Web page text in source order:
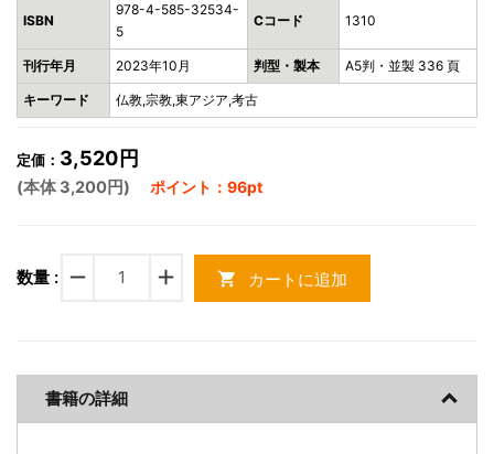
ISBN
978-4-585-32534-
5
Cコード 1310
刊行年月 2023年10月 判型・製本 A5判・並製 336 頁
キーワード 仏教,宗教,東アジア,考古
定価： 3,520円
(本体 3,200円) ポイント：96pt
数量 : remove add shopping_cart カートに追加
書籍の詳細